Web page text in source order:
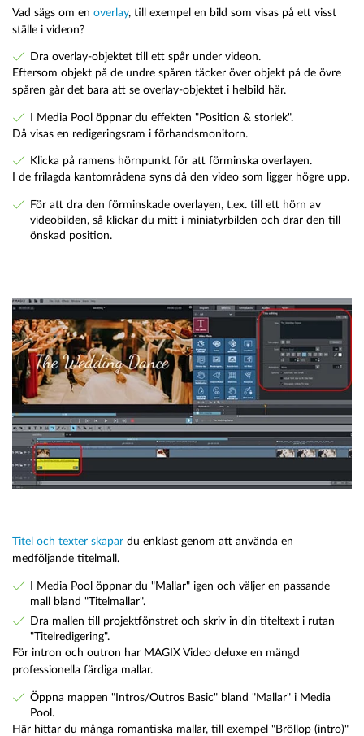
Vad sägs om en overlay, till exempel en bild som visas på ett visst
ställe i videon?
Dra overlay-objektet till ett spår under videon.
Eftersom objekt på de undre spåren täcker över objekt på de övre
spåren går det bara att se overlay-objektet i helbild här.
I Media Pool öppnar du effekten "Position & storlek".
Då visas en redigeringsram i förhandsmonitorn.
Klicka på ramens hörnpunkt för att förminska overlayen.
I de frilagda kantområdena syns då den video som ligger högre upp.
För att dra den förminskade overlayen, t.ex. till ett hörn av
videobilden, så klickar du mitt i miniatyrbilden och drar den till
önskad position.
Titel och texter skapar du enklast genom att använda en
medföljande titelmall.
I Media Pool öppnar du "Mallar" igen och väljer en passande
mall bland "Titelmallar".
Dra mallen till projektfönstret och skriv in din titeltext i rutan
"Titelredigering".
För intron och outron har MAGIX Video deluxe en mängd
professionella färdiga mallar.
Öppna mappen "Intros/Outros Basic" bland "Mallar" i Media
Pool.
Här hittar du många romantiska mallar, till exempel "Bröllop (intro)"